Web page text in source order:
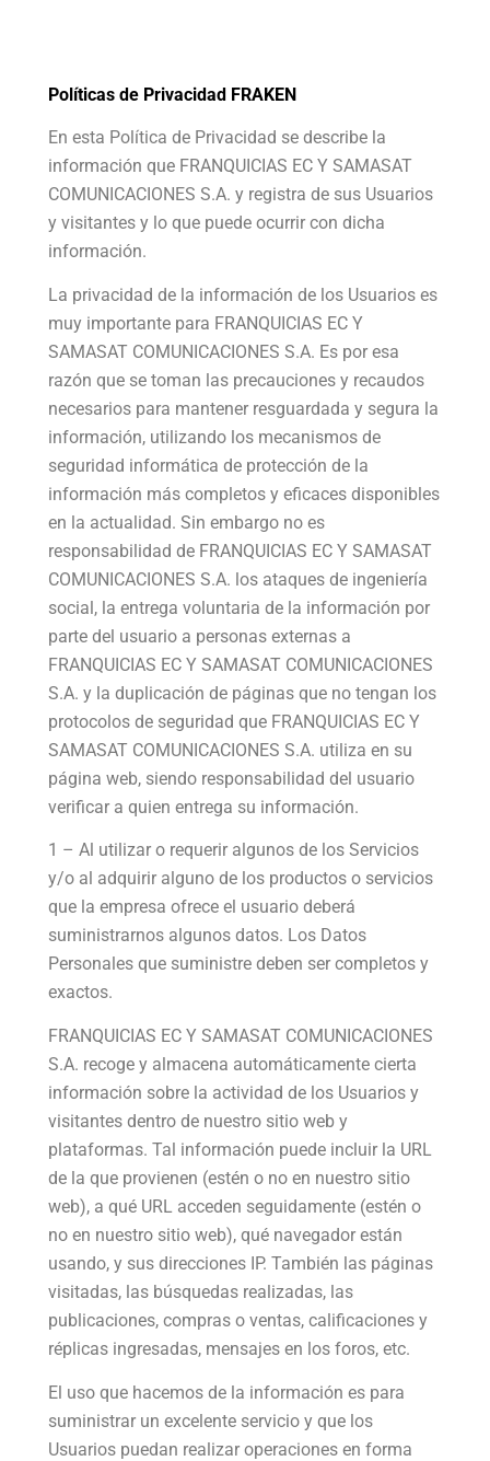
Políticas de Privacidad FRAKEN
En esta Política de Privacidad se describe la
información que FRANQUICIAS EC Y SAMASAT
COMUNICACIONES S.A. y registra de sus Usuarios
y visitantes y lo que puede ocurrir con dicha
información.
La privacidad de la información de los Usuarios es
muy importante para FRANQUICIAS EC Y
SAMASAT COMUNICACIONES S.A. Es por esa
razón que se toman las precauciones y recaudos
necesarios para mantener resguardada y segura la
información, utilizando los mecanismos de
seguridad informática de protección de la
información más completos y eficaces disponibles
en la actualidad. Sin embargo no es
responsabilidad de FRANQUICIAS EC Y SAMASAT
COMUNICACIONES S.A. los ataques de ingeniería
social, la entrega voluntaria de la información por
parte del usuario a personas externas a
FRANQUICIAS EC Y SAMASAT COMUNICACIONES
S.A. y la duplicación de páginas que no tengan los
protocolos de seguridad que FRANQUICIAS EC Y
SAMASAT COMUNICACIONES S.A. utiliza en su
página web, siendo responsabilidad del usuario
verificar a quien entrega su información.
1 – Al utilizar o requerir algunos de los Servicios
y/o al adquirir alguno de los productos o servicios
que la empresa ofrece el usuario deberá
suministrarnos algunos datos. Los Datos
Personales que suministre deben ser completos y
exactos.
FRANQUICIAS EC Y SAMASAT COMUNICACIONES
S.A. recoge y almacena automáticamente cierta
información sobre la actividad de los Usuarios y
visitantes dentro de nuestro sitio web y
plataformas. Tal información puede incluir la URL
de la que provienen (estén o no en nuestro sitio
web), a qué URL acceden seguidamente (estén o
no en nuestro sitio web), qué navegador están
usando, y sus direcciones IP. También las páginas
visitadas, las búsquedas realizadas, las
publicaciones, compras o ventas, calificaciones y
réplicas ingresadas, mensajes en los foros, etc.
El uso que hacemos de la información es para
suministrar un excelente servicio y que los
Usuarios puedan realizar operaciones en forma